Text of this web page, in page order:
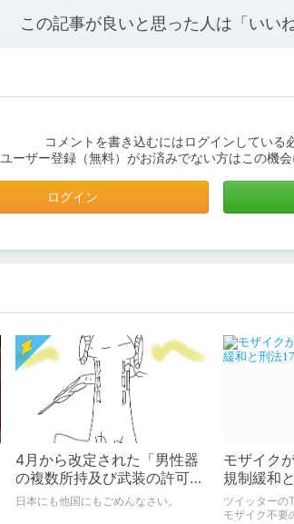
この記事が良いと思った人は「いい
コメントを書き込むにはログインしている
ユーザー登録（無料）がお済みでない方はこの機会
ログイン
4月から改定された「男性器
の複数所持及び武装の許可に
関する法律」について
日本にも他国にもごめんなさい。
モザイク
規制緩和
ついて。
ツイッターの
モザイク不要